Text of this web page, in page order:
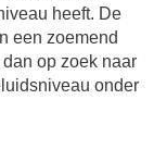
heeft. De
een zoemend
op zoek naar
onder